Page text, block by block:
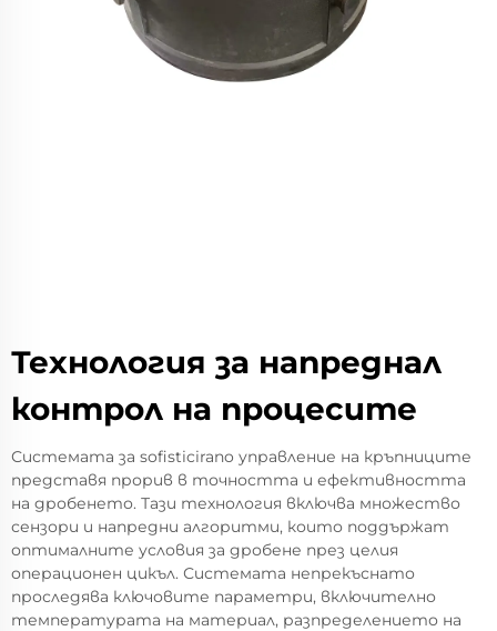
Технология за напреднал
контрол на процесите
Системата за sofisticirano управление на кръпниците
представя прорив в точността и ефективността
на дробенето. Тази технология включва множество
сензори и напредни алгоритми, които поддържат
оптималните условия за дробене през целия
операционен цикъл. Системата непрекъснато
проследява ключовите параметри, включително
температурата на материал, разпределението на